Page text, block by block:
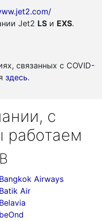
Jet2 LS и EXS.
связанных c COVID-
здесь.
с
работаем
B
Bangkok Airways
Batik Air
Belavia
beOnd